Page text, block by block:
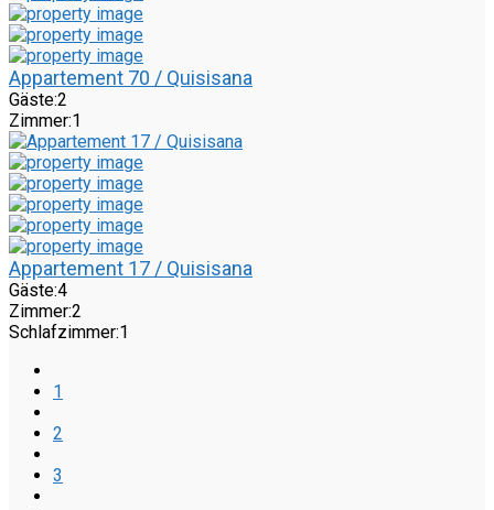
Appartement 70 / Quisisana
Gäste:2
Zimmer:1
Appartement 17 / Quisisana
Gäste:4
Zimmer:2
Schlafzimmer:1
1
2
3